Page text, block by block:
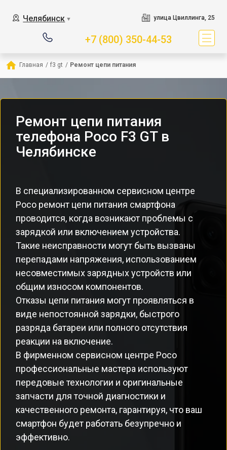
Челябинск ▼ улица Цвиллинга, 25
+7 (800) 350-44-53
Главная / f3 gt / Ремонт цепи питания
Ремонт цепи питания
телефона Poco F3 GT в
Челябинске
В специализированном сервисном центре
Poco ремонт цепи питания смартфона
проводится, когда возникают проблемы с
зарядкой или включением устройства.
Такие неисправности могут быть вызваны
перепадами напряжения, использованием
несовместимых зарядных устройств или
общим износом компонентов.
Отказы цепи питания могут проявляться в
виде непостоянной зарядки, быстрого
разряда батареи или полного отсутствия
реакции на включение.
В фирменном сервисном центре Poco
профессиональные мастера используют
передовые технологии и оригинальные
запчасти для точной диагностики и
качественного ремонта, гарантируя, что ваш
смартфон будет работать безупречно и
эффективно.